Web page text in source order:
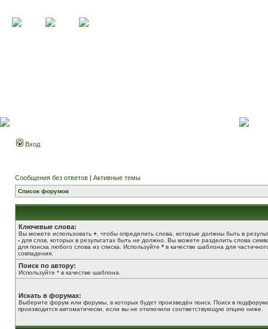
Вход
Сообщения без ответов | Активные темы
Список форумов
Ключевые слова:
Вы можете использовать + , чтобы определить слова, которые должны быть в
- для слов, которых в результатах быть не должно. Вы можете разделить слова
для поиска любого слова из списка. Используйте * в качестве шаблона для
совпадения.
Поиск по автору:
Используйте * в качестве шаблона.
Искать в форумах:
Выберите форум или форумы, в которых будет произведён поиск. Поиск в
производится автоматически, если вы не отключили соответствующую опцию ниже.